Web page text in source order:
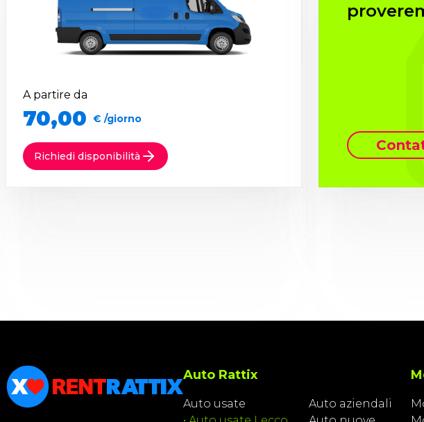
A partire da
70,00 € /giorno
Richiedi disponibilità
Auto Rattix
Auto usate
Auto aziendali